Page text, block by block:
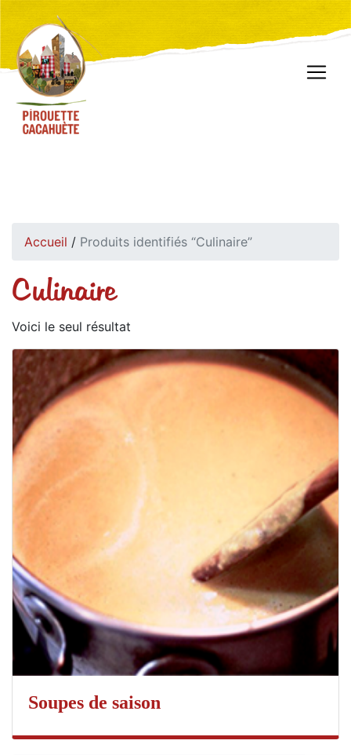
Accueil / Produits identifiés “Culinaire”
Culinaire
Voici le seul résultat
Soupes de saison